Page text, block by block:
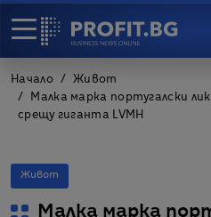
Начало
Живот
Малка марка португалски
срещу гиганта LVMH
Живот
Малка марка